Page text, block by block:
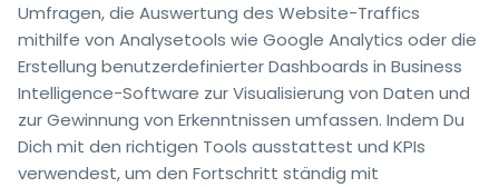
Umfragen, die Auswertung des Website-Traffics
mithilfe von Analysetools wie Google Analytics oder die
Erstellung benutzerdefinierter Dashboards in Business
Intelligence-Software zur Visualisierung von Daten und
zur Gewinnung von Erkenntnissen umfassen. Indem Du
Dich mit den richtigen Tools ausstattest und KPIs
verwendest, um den Fortschritt ständig mit